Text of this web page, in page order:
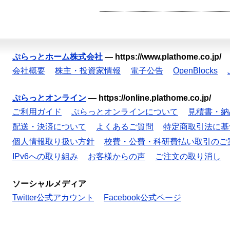
ぷらっとホーム株式会社 — https://www.plathome.co.jp/
会社概要
株主・投資家情報 電子公告 OpenBlocks
ぷらっとオンライン — https://online.plathome.co.jp/
ご利用ガイド
ぷらっとオンラインについて
見積書・
配送・決済について
よくあるご質問
特定商取引法に
個人情報取り扱い方針
校費・公費・科研費払い取引のご
IPv6への取り組み
お客様からの声 ご注文の取り消し
ソーシャルメディア
Twitter公式アカウント
Facebook公式ページ